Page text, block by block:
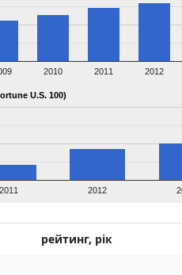
2010 2011 2012
U.S. 100)
2011 2012
рейтинг, рік